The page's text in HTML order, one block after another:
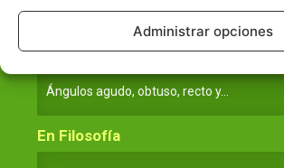
Administrar opciones
Las formas del relieve y sus características
Ángulos agudo, obtuso, recto y...
En Filosofía